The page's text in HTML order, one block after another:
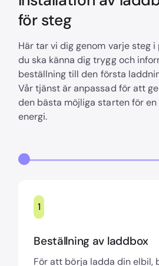
för steg
Här tar vi dig genom varje steg
du ska känna dig trygg och
beställning till den första
Vår tjänst är anpassad för att
den bästa möjliga starten för
energi.
1
Beställning av laddbox
För att börja ladda din elbil,